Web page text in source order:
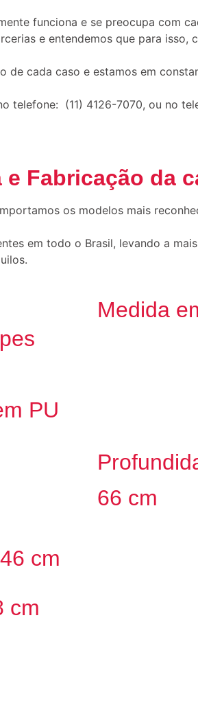
funciona e se preocupa com
e entendemos que para
de cada caso e estamos em
telefone: (11) 4126-7070, ou no
Fabricação da
os modelos mais
em todo o Brasil, levando a
PU
cm
cm
Medida
66 cm